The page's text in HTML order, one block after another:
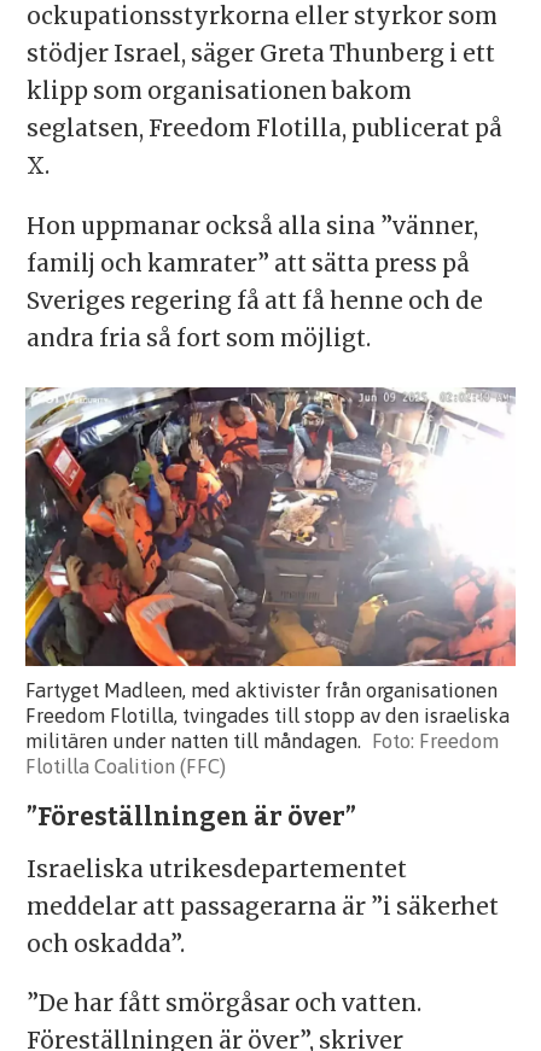
ockupationsstyrkorna eller styrkor som
stödjer Israel, säger Greta Thunberg i ett
klipp som organisationen bakom
seglatsen, Freedom Flotilla, publicerat på
X.
Hon uppmanar också alla sina ”vänner,
familj och kamrater” att sätta press på
Sveriges regering få att få henne och de
andra fria så fort som möjligt.
Fartyget Madleen, med aktivister från organisationen
Freedom Flotilla, tvingades till stopp av den israeliska
militären under natten till måndagen.
Freedom
Flotilla Coalition (FFC)
”Föreställningen är över”
Israeliska utrikesdepartementet
meddelar att passagerarna är ”i säkerhet
och oskadda”.
”De har fått smörgåsar och vatten.
Föreställningen är över”, skriver